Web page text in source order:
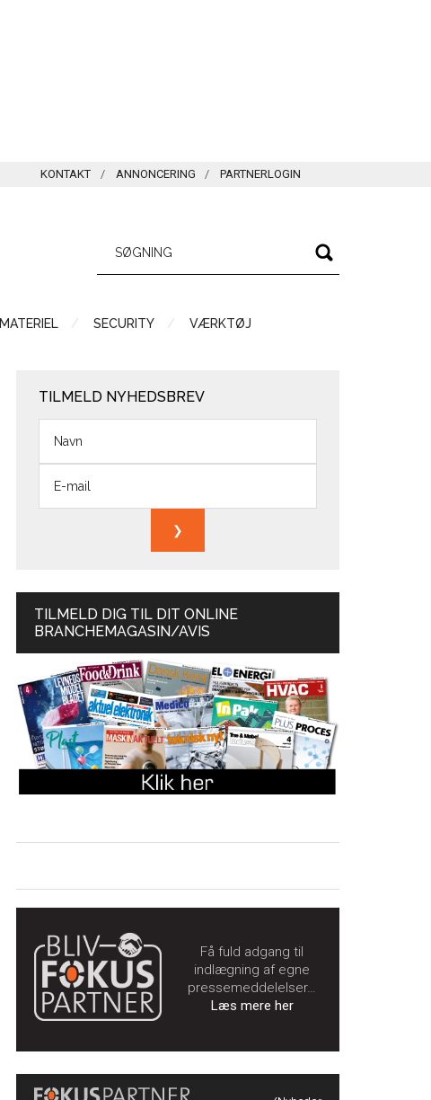
KONTAKT ANNONCERING PARTNERLOGIN
MATERIEL SECURITY VÆRKTØJ
TILMELD NYHEDSBREV
TILMELD DIG TIL DIT ONLINE
BRANCHEMAGASIN/AVIS
Få fuld adgang til
indlægning af egne
pressemeddelelser…
Læs mere her